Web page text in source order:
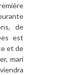
de
est
et de
mari